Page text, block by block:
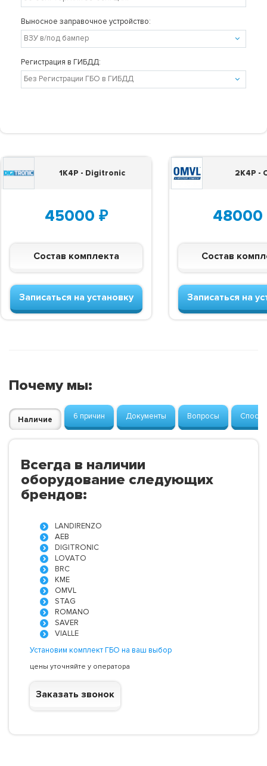
Выносное заправочное устройство:
Регистрация в ГИБДД:
1K4P - Digitronic
45000 ₽
Состав комплекта
Записаться на установку
2K4P -
48000
Состав
Записаться на
Почему мы:
Наличие 6 причин Документы Вопросы
Всегда в наличии
оборудование следующих
брендов:
LANDIRENZO
AEB
DIGITRONIC
LOVATO
BRC
KME
OMVL
STAG
ROMANO
SAVER
VIALLE
Установим комплект ГБО на ваш выбор
цены уточняйте у оператора
Заказать звонок